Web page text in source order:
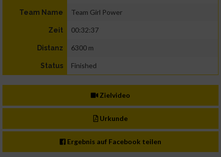
Team Name Team Girl Power
Zeit 00:32:37
Distanz 6300 m
Status Finished
Zielvideo
Urkunde
Ergebnis auf Facebook teilen